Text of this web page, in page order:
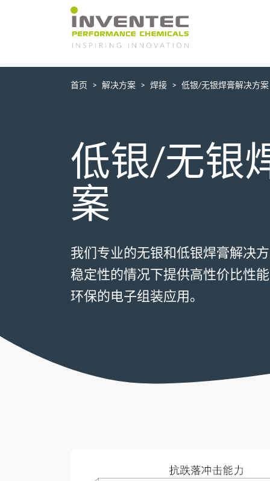
Main Navigation
首页 解决方案 焊接 低银/无银焊膏解决方案
低银/无银
案
我们专业的无银和低银焊膏解决
稳定性的情况下提供高性价比性
环保的电子组装应用。